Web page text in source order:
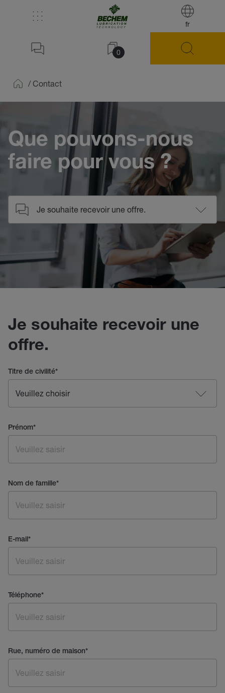
fr
0
/ Contact
Que pouvons-nous
faire pour vous ?
Je souhaite recevoir une
offre.
Titre de civilité*
Prénom*
Nom de famille*
E-mail*
Téléphone*
Rue, numéro de maison*